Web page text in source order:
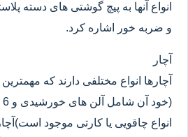
انواع آنها به پیچ گوشتی های دسته
و ضربه خور اشاره کرد.
آچار
آچارها انواع مختلفی دارند که
انواع چاقویی یا کارتی موجود